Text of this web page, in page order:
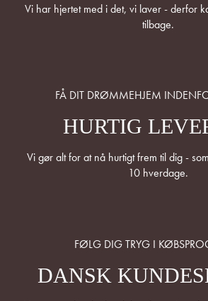
Vi har hjertet med i det, vi laver - derfor
tilbage.
FÅ DIT DRØMMEHJEM
HURTIG
Vi gør alt for at nå hurtigt frem til dig -
10 hverdage.
FØLG DIG TRYG I
DANSK